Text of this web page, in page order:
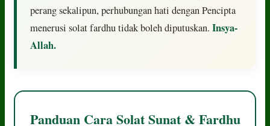
perang sekalipun, perhubungan hati dengan Pencipta
menerusi solat fardhu tidak boleh diputuskan.Insya-
Allah.
Panduan Cara Solat Sunat & Fardhu